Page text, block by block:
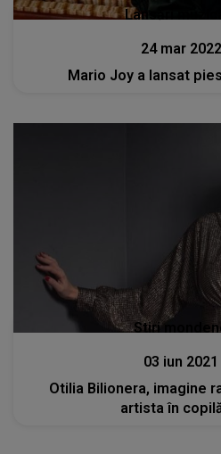
Lansări
24 mar 2022
Mario Joy a lansat
Stiri
03 iun 2021
Otilia Bilionera, imagine
artista în